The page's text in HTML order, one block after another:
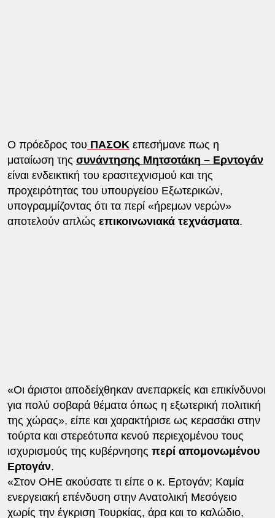
Ο πρόεδρος του ΠΑΣΟΚ επεσήμανε πως η
ματαίωση της συνάντησης Μητσοτάκη – Ερντογάν
είναι ενδεικτική του ερασιτεχνισμού και της
προχειρότητας του υπουργείου Εξωτερικών,
υπογραμμίζοντας ότι τα περί «ήρεμων νερών»
αποτελούν απλώς επικοινωνιακά τεχνάσματα.
«Οι άριστοι αποδείχθηκαν ανεπαρκείς και επικίνδυνοι
για πολύ σοβαρά θέματα όπως η εξωτερική πολιτική
της χώρας», είπε και χαρακτήρισε ως κερασάκι στην
τούρτα και στερεότυπα κενού περιεχομένου τους
ισχυρισμούς της κυβέρνησης περί απομονωμένου
Ερτογάν.
«Στον ΟΗΕ ακούσατε τι είπε ο κ. Ερτογάν; Καμία
ενεργειακή επένδυση στην Ανατολική Μεσόγειο
χωρίς την έγκριση Τουρκίας, άρα και το καλώδιο,